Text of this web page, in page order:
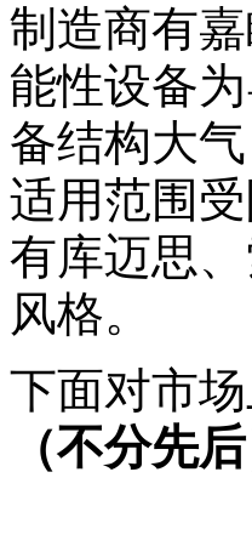
制造商有
能性设备
备结构大
适用范围
有库迈思
风格。
下面对市
（不分先后